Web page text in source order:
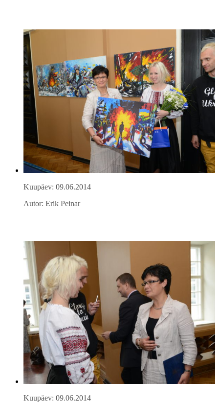
Kuupäev: 09.06.2014
Autor: Erik Peinar
Kuupäev: 09.06.2014